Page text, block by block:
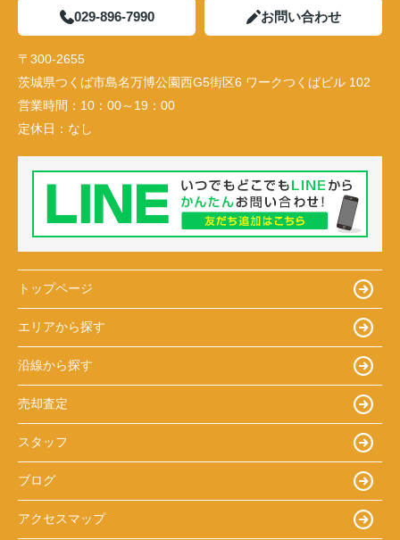
029-896-7990 お問い合わせ
〒300-2655
茨城県つくば市島名万博公園西G5街区6 ワークつくばビル 102
営業時間： 10：00～19：00
定休日： なし
トップページ
エリアから探す
沿線から探す
売却査定
スタッフ
ブログ
アクセスマップ